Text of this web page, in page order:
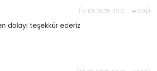
(17.06.2025 20:31 - #239)
dolayı teşekkür ederiz